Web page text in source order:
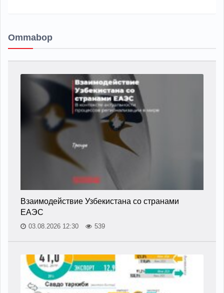
Ommabop
Взаимодействие Узбекистана со странами
ЕАЭС
03.08.2026 12:30 539